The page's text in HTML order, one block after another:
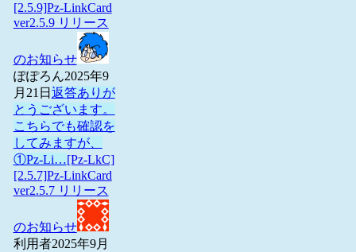
[2.5.9]Pz-LinkCard
ver2.5.9 リリース
のお知らせ
ぽぽろん2025年9
月21日 返答ありが
とうございます。
こちらでも確認を
してみますが、
①Pz-Li…[Pz-LkC]
[2.5.7]Pz-LinkCard
ver2.5.7 リリース
のお知らせ
利用者2025年9月